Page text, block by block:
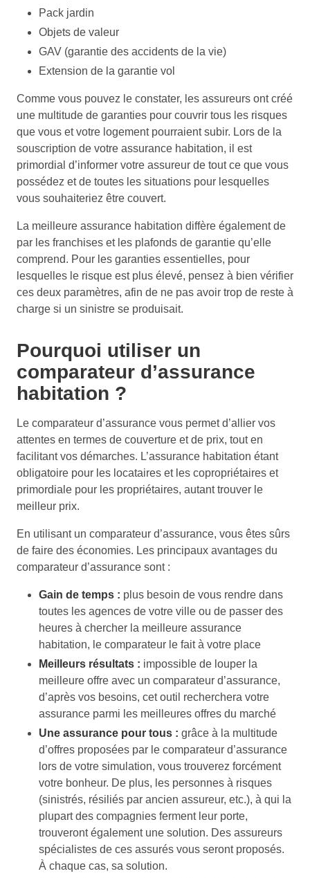
Pack jardin
Objets de valeur
GAV (garantie des accidents de la vie)
Extension de la garantie vol
Comme vous pouvez le constater, les assureurs ont créé
une multitude de garanties pour couvrir tous les risques
que vous et votre logement pourraient subir. Lors de la
souscription de votre assurance habitation, il est
primordial d’informer votre assureur de tout ce que vous
possédez et de toutes les situations pour lesquelles
vous souhaiteriez être couvert.
La meilleure assurance habitation diffère également de
par les franchises et les plafonds de garantie qu’elle
comprend. Pour les garanties essentielles, pour
lesquelles le risque est plus élevé, pensez à bien vérifier
ces deux paramètres, afin de ne pas avoir trop de reste à
charge si un sinistre se produisait.
Pourquoi utiliser un
comparateur d’assurance
habitation ?
Le comparateur d’assurance vous permet d’allier vos
attentes en termes de couverture et de prix, tout en
facilitant vos démarches. L’assurance habitation étant
obligatoire pour les locataires et les copropriétaires et
primordiale pour les propriétaires, autant trouver le
meilleur prix.
En utilisant un comparateur d’assurance, vous êtes sûrs
de faire des économies. Les principaux avantages du
comparateur d’assurance sont :
Gain de temps : plus besoin de vous rendre dans
toutes les agences de votre ville ou de passer des
heures à chercher la meilleure assurance
habitation, le comparateur le fait à votre place
Meilleurs résultats : impossible de louper la
meilleure offre avec un comparateur d’assurance,
d’après vos besoins, cet outil recherchera votre
assurance parmi les meilleures offres du marché
Une assurance pour tous : grâce à la multitude
d’offres proposées par le comparateur d’assurance
lors de votre simulation, vous trouverez forcément
votre bonheur. De plus, les personnes à risques
(sinistrés, résiliés par ancien assureur, etc.), à qui la
plupart des compagnies ferment leur porte,
trouveront également une solution. Des assureurs
spécialistes de ces assurés vous seront proposés.
À chaque cas, sa solution.